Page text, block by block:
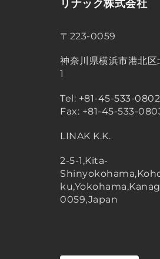
リナック株式会社
〒223-0059
神奈川県横浜市港北
1
Tel: +81-45-533-0802
Fax: +81-45-533-
LINAK K.K.
2-5-1,Kita-
0059,Japan